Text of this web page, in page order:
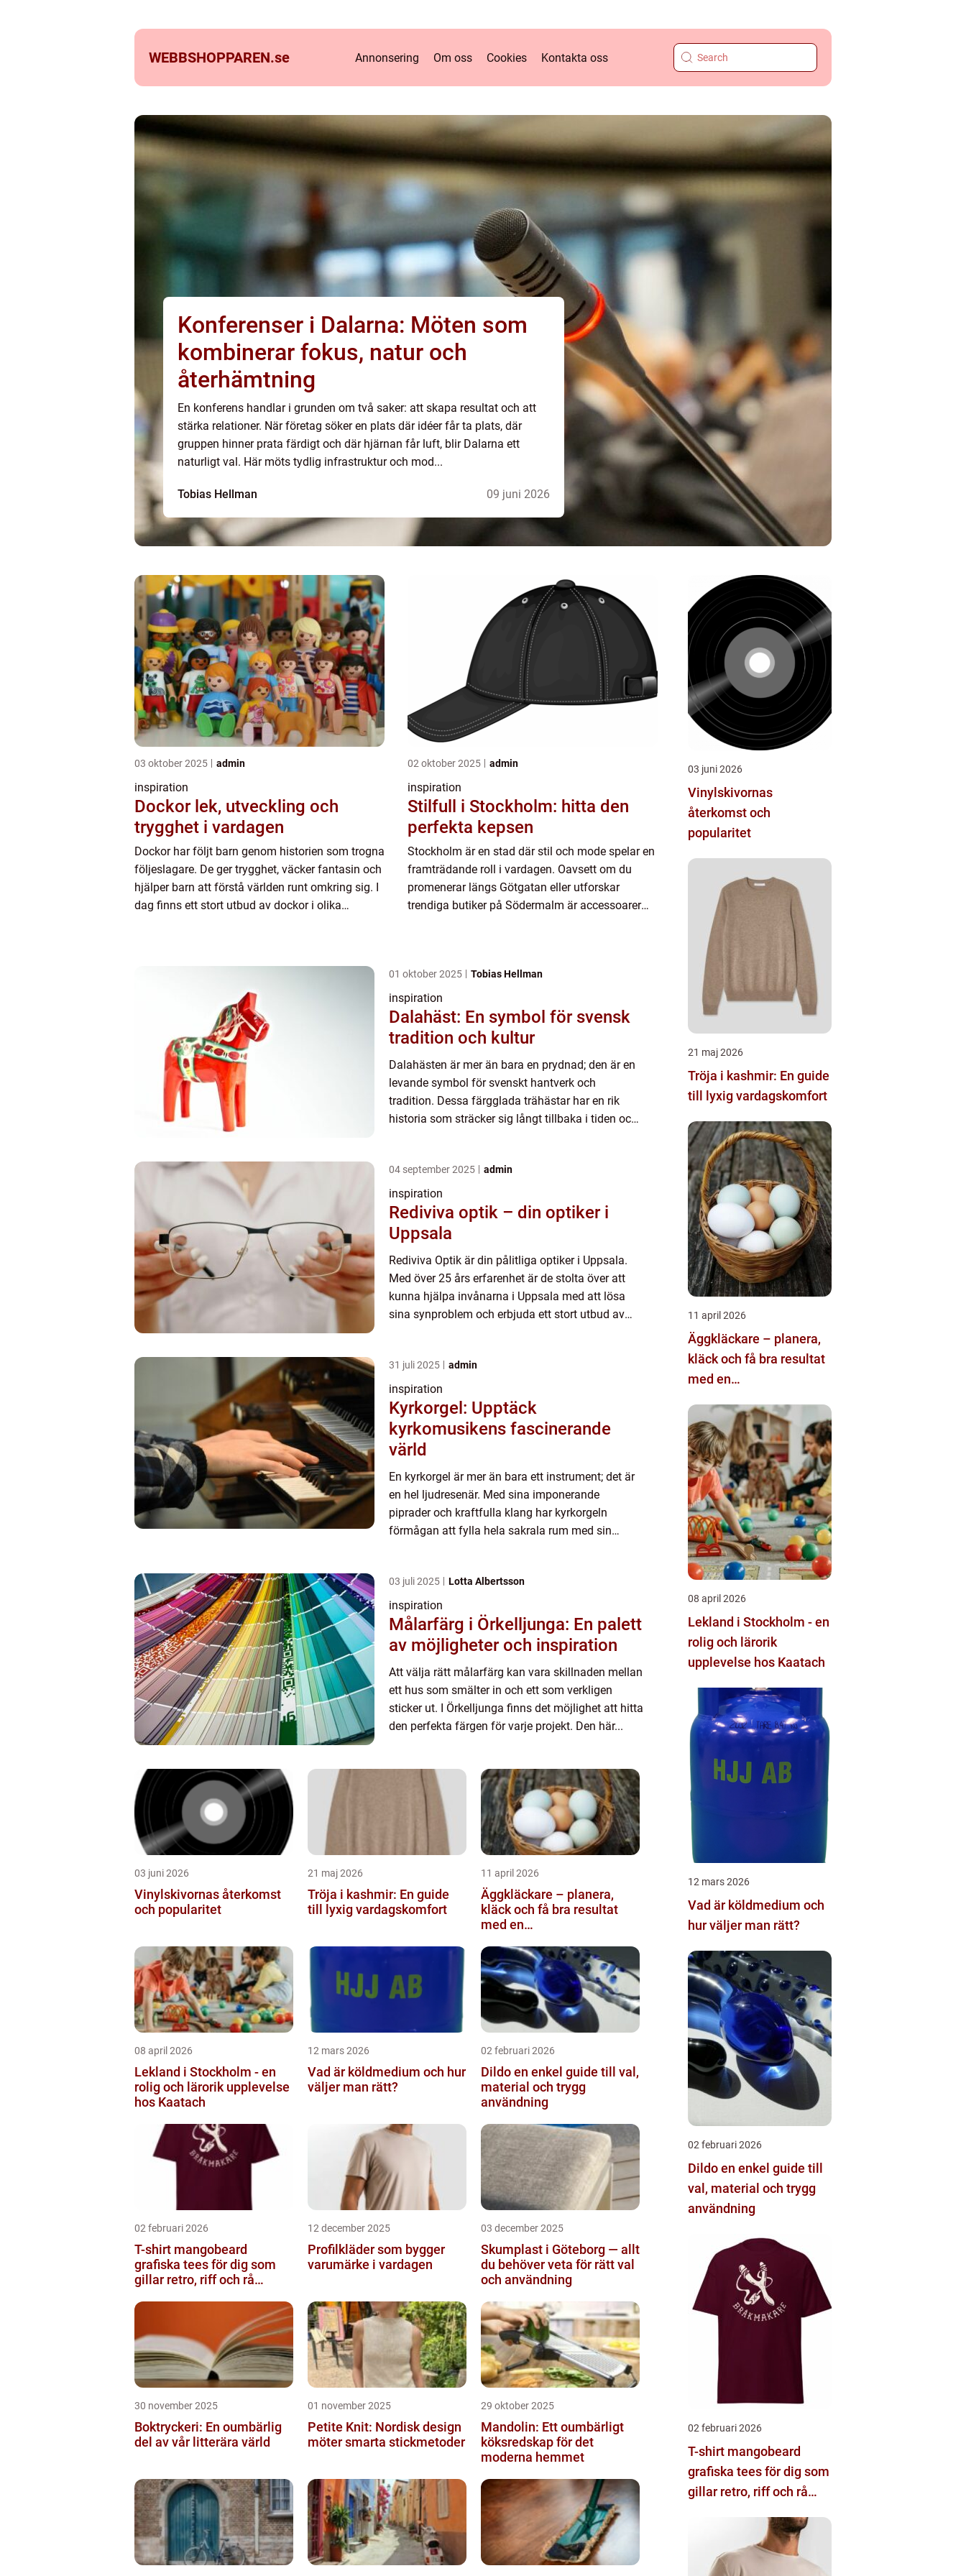
WEBBSHOPPAREN.se Annonsering Om oss Cookies Kontakta oss
Konferenser i Dalarna: Möten som
kombinerar fokus, natur och
återhämtning
En konferens handlar i grunden om två saker: att skapa resultat och att
stärka relationer. När företag söker en plats där idéer får ta plats, där
gruppen hinner prata färdigt och där hjärnan får luft, blir Dalarna ett
naturligt val. Här möts tydlig infrastruktur och mod...
Tobias Hellman 09 juni 2026
03 oktober 2025 admin
inspiration
Dockor lek, utveckling och
trygghet i vardagen
Dockor har följt barn genom historien som trogna
följeslagare. De ger trygghet, väcker fantasin och
hjälper barn att förstå världen runt omkring sig. I
dag finns ett stort utbud av dockor i olika
02 oktober 2025 admin
inspiration
Stilfull i Stockholm: hitta den
perfekta kepsen
Stockholm är en stad där stil och mode spelar en
framträdande roll i vardagen. Oavsett om du
promenerar längs Götgatan eller utforskar
trendiga butiker på Södermalm är accessoarer
01 oktober 2025 Tobias Hellman
inspiration
Dalahäst: En symbol för svensk
tradition och kultur
Dalahästen är mer än bara en prydnad; den är en
levande symbol för svenskt hantverk och
tradition. Dessa färgglada trähästar har en rik
historia som sträcker sig långt tillbaka i tiden och
04 september 2025 admin
inspiration
Rediviva optik – din optiker i
Uppsala
Rediviva Optik är din pålitliga optiker i Uppsala.
Med över 25 års erfarenhet är de stolta över att
kunna hjälpa invånarna i Uppsala med att lösa
sina synproblem och erbjuda ett stort utbud av
31 juli 2025 admin
inspiration
Kyrkorgel: Upptäck
kyrkomusikens fascinerande
värld
En kyrkorgel är mer än bara ett instrument; det är
en hel ljudresenär. Med sina imponerande
piprader och kraftfulla klang har kyrkorgeln
förmågan att fylla hela sakrala rum med sin
03 juli 2025 Lotta Albertsson
inspiration
Målarfärg i Örkelljunga: En palett
av möjligheter och inspiration
Att välja rätt målarfärg kan vara skillnaden mellan
ett hus som smälter in och ett som verkligen
sticker ut. I Örkelljunga finns det möjlighet att hitta
den perfekta färgen för varje projekt. Den här...
03 juni 2026
Vinylskivornas återkomst
och popularitet
21 maj 2026
Tröja i kashmir: En guide
till lyxig vardagskomfort
11 april 2026
Äggkläckare – planera,
kläck och få bra resultat
med en
08 april 2026
Lekland i Stockholm - en
rolig och lärorik upplevelse
hos Kaatach
12 mars 2026
Vad är köldmedium och hur
väljer man rätt?
02 februari 2026
Dildo en enkel guide till val,
material och trygg
användning
02 februari 2026
T-shirt mangobeard
grafiska tees för dig som
gillar retro, riff och rå
12 december 2025
Profilkläder som bygger
varumärke i vardagen
03 december 2025
Skumplast i Göteborg — allt
du behöver veta för rätt val
och användning
30 november 2025
Boktryckeri: En oumbärlig
del av vår litterära värld
01 november 2025
Petite Knit: Nordisk design
möter smarta stickmetoder
29 oktober 2025
Mandolin: Ett oumbärligt
köksredskap för det
moderna hemmet
03 juni 2026
Vinylskivornas
återkomst och
popularitet
21 maj 2026
Tröja i kashmir: En guide
till lyxig vardagskomfort
11 april 2026
Äggkläckare – planera,
kläck och få bra resultat
med en
08 april 2026
Lekland i Stockholm - en
rolig och lärorik
upplevelse hos Kaatach
12 mars 2026
Vad är köldmedium och
hur väljer man rätt?
02 februari 2026
Dildo en enkel guide till
val, material och trygg
användning
02 februari 2026
T-shirt mangobeard
grafiska tees för dig som
gillar retro, riff och rå